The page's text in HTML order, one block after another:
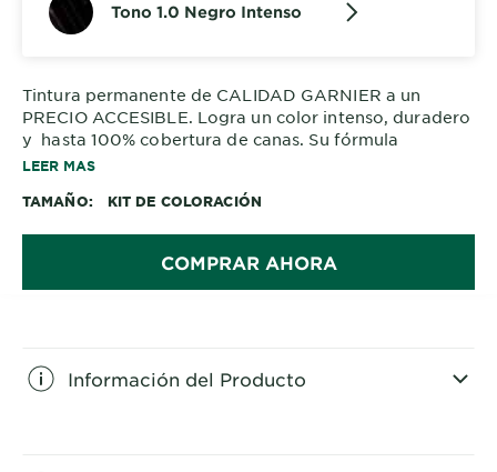
Tono 1.0 Negro Intenso
Tintura permanente de CALIDAD GARNIER a un
PRECIO ACCESIBLE. Logra un color intenso, duradero
y hasta 100% cobertura de canas. Su fórmula
enriquecida con aceites de flores y pigmentos
un 2X brillo efecto espejo deslumbrante y disfruta de
LEER MAS
TAMAÑO KIT DE COLORACIÓN
COMPRAR AHORA
Información del Producto